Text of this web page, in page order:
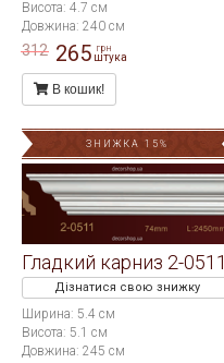
Висота: 4.7 см
Довжина: 240 см
312 265 грн
штука
В кошик!
ЗНИЖКА 15%
Гладкий карниз 2-0511
Дізнатися свою знижку
Ширина: 5.4 см
Висота: 5.1 см
Довжина: 245 см